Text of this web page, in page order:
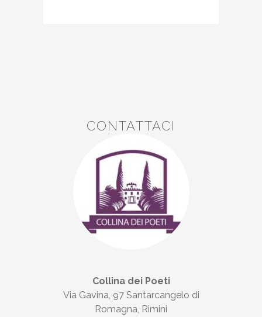
CONTATTACI
Collina dei Poeti
Via Gavina, 97 Santarcangelo di
Romagna, Rimini